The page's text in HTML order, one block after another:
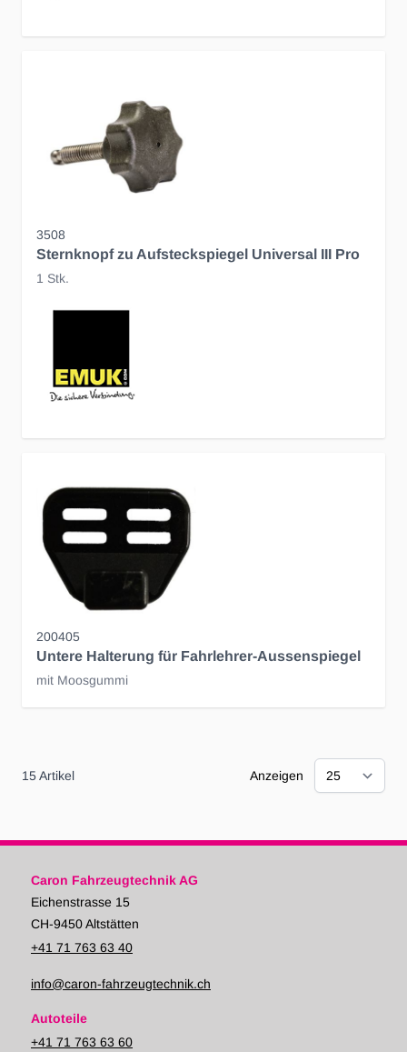
3508
Sternknopf zu Aufsteckspiegel Universal III Pro
1 Stk.
200405
Untere Halterung für Fahrlehrer-Aussenspiegel
mit Moosgummi
15Artikel Anzeigen
Caron Fahrzeugtechnik AG
Eichenstrasse 15
CH-9450 Altstätten
+41 71 763 63 40
info@caron-fahrzeugtechnik.ch
Autoteile
+41 71 763 63 60